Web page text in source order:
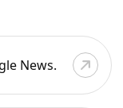
News.